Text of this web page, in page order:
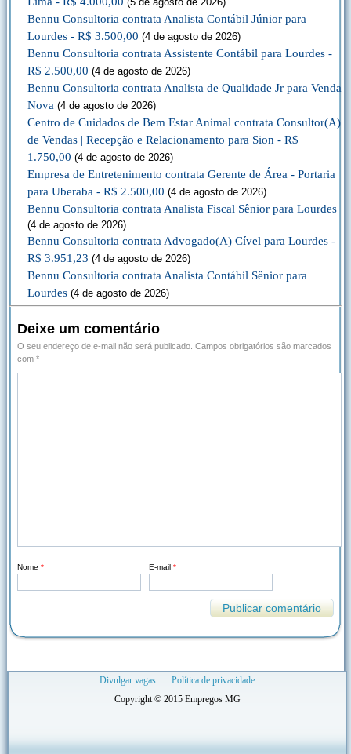
Bennu Consultoria contrata Analista Contábil Júnior para
Lourdes - R$ 3.500,00 (4 de agosto de 2026)
Bennu Consultoria contrata Assistente Contábil para Lourdes -
R$ 2.500,00 (4 de agosto de 2026)
Bennu Consultoria contrata Analista de Qualidade Jr para Venda
Nova (4 de agosto de 2026)
Centro de Cuidados de Bem Estar Animal contrata Consultor(A)
de Vendas | Recepção e Relacionamento para Sion - R$
1.750,00 (4 de agosto de 2026)
Empresa de Entretenimento contrata Gerente de Área - Portaria
para Uberaba - R$ 2.500,00 (4 de agosto de 2026)
Bennu Consultoria contrata Analista Fiscal Sênior para Lourdes
(4 de agosto de 2026)
Bennu Consultoria contrata Advogado(A) Cível para Lourdes -
R$ 3.951,23 (4 de agosto de 2026)
Bennu Consultoria contrata Analista Contábil Sênior para
Lourdes (4 de agosto de 2026)
Deixe um comentário
O seu endereço de e-mail não será publicado. Campos obrigatórios são marcados
com *
Nome * E-mail *
Divulgar vagas
Política de privacidade
Copyright © 2015 Empregos MG